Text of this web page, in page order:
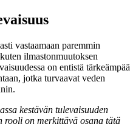
vastaamaan paremmin
ilmastonmuutoksen
on entistä tärkeämpää
jotka turvaavat veden
kestävän tulevaisuuden
rooli on merkittävä osana tätä